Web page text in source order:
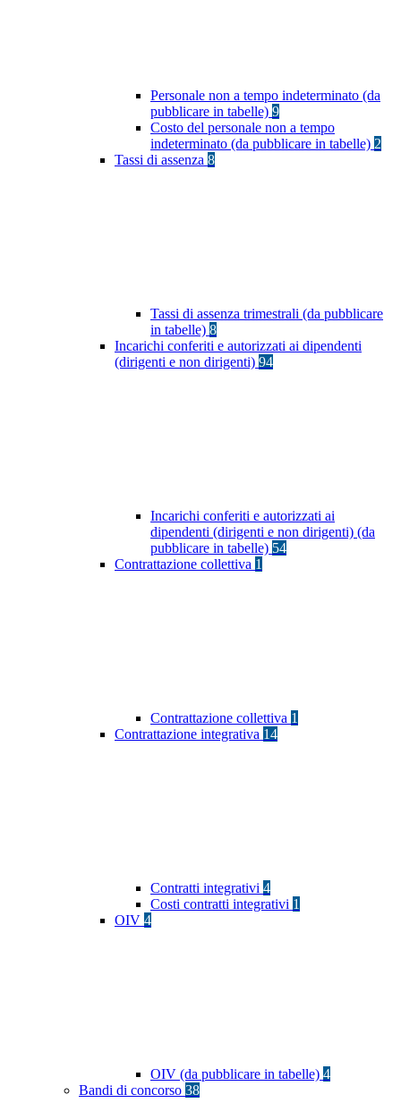
Personale non a tempo indeterminato (da
pubblicare in tabelle) 9
Costo del personale non a tempo
indeterminato (da pubblicare in tabelle) 2
Tassi di assenza 8
Tassi di assenza trimestrali (da pubblicare
in tabelle) 8
Incarichi conferiti e autorizzati ai dipendenti
(dirigenti e non dirigenti) 94
Incarichi conferiti e autorizzati ai
dipendenti (dirigenti e non dirigenti) (da
pubblicare in tabelle) 54
Contrattazione collettiva 1
Contrattazione collettiva 1
Contrattazione integrativa 14
Contratti integrativi 4
Costi contratti integrativi 1
OIV 4
OIV (da pubblicare in tabelle) 4
Bandi di concorso 38